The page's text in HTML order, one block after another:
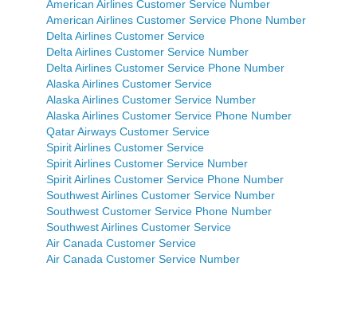
American Airlines Customer Service Number
American Airlines Customer Service Phone Number
Delta Airlines Customer Service
Delta Airlines Customer Service Number
Delta Airlines Customer Service Phone Number
Alaska Airlines Customer Service
Alaska Airlines Customer Service Number
Alaska Airlines Customer Service Phone Number
Qatar Airways Customer Service
Spirit Airlines Customer Service
Spirit Airlines Customer Service Number
Spirit Airlines Customer Service Phone Number
Southwest Airlines Customer Service Number
Southwest Customer Service Phone Number
Southwest Airlines Customer Service
Air Canada Customer Service
Air Canada Customer Service Number